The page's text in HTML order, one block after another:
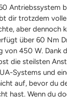
Antriebssystem
dir trotzdem volle
aber dennoch
über 60 Nm
von 450 W. Dank
die steilsten
Systems und
auf, bevor du
hast. Wenn du